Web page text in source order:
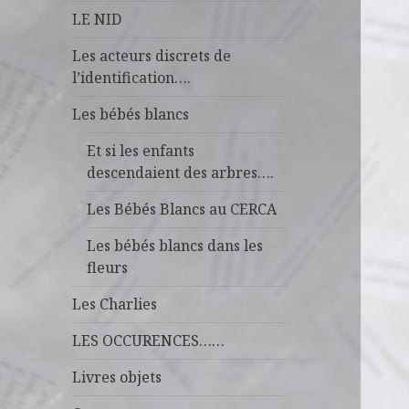
LE NID
Les acteurs discrets de
l’identification….
Les bébés blancs
Et si les enfants
descendaient des arbres….
Les Bébés Blancs au CERCA
Les bébés blancs dans les
fleurs
Les Charlies
LES OCCURENCES……
Livres objets